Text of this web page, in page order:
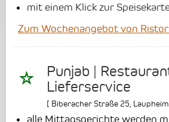
mit einem Klick zur
Zum Wochenangebot von
Punjab |
Lieferservice
[ Biberacher Straße 25 Laupheim
alle Mittagsgerichte werden